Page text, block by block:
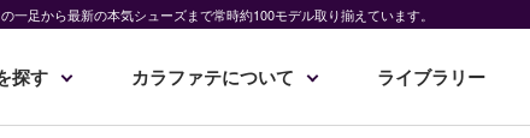
足から最新の本気シューズまで常時約100モデル取り揃えています。
探す カラファテについて ライブラリー